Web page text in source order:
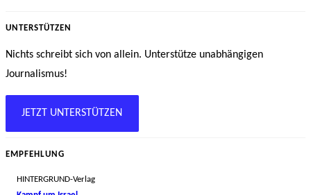
UNTERSTÜTZEN
Nichts schreibt sich von allein. Unterstütze unabhängigen
Journalismus!
JETZT UNTERSTÜTZEN
EMPFEHLUNG
HINTERGRUND-Verlag